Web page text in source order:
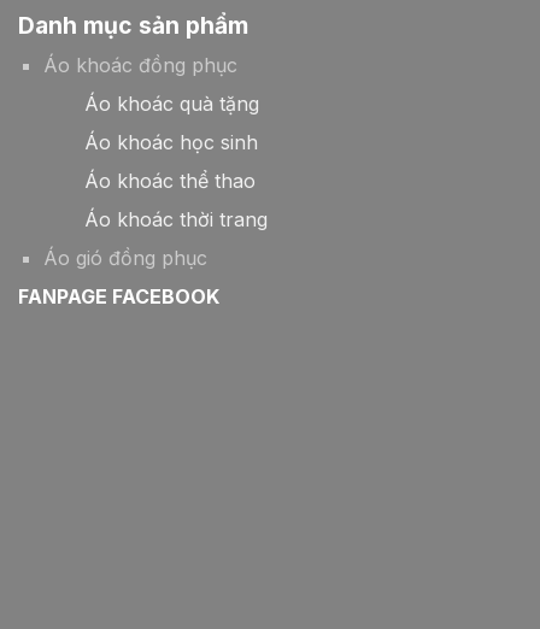
Danh mục sản phẩm
Áo khoác đồng phục
Áo khoác quà tặng
Áo khoác học sinh
Áo khoác thể thao
Áo khoác thời trang
Áo gió đồng phục
FANPAGE FACEBOOK